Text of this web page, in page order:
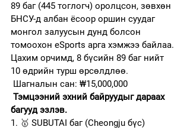
89 баг (445 тоглогч) оролцсон, зөвхөн
БНСУ-д албан ёсоор оршин суудаг
монгол залуусын дунд болсон
томоохон eSports арга хэмжээ байлаа.
Цахим орчимд, 8 бүсийн 89 баг нийт
10 өдрийн турш өрсөлдлөө.
Шагналын сан: ₩15,000,000
Тэмцээний эхний байруудыг дараах
багууд эзлэв.
1. 🥇 SUBUTAI баг (Cheongju бүс)